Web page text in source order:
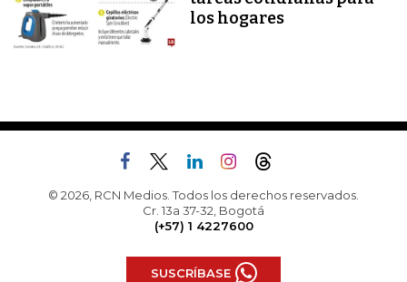
los hogares
© 2026, RCN Medios. Todos los derechos reservados.
Cr. 13a 37-32, Bogotá
(+57) 1 4227600
SUSCRÍBASE